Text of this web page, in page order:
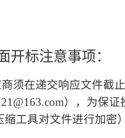
开标注意事项：
须在递交响应文件截
），为
缩工具对文件进行加